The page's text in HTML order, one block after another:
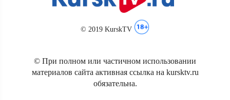
© 2019 KurskTV
© При полном или частичном использовании
материалов сайта активная ссылка на kursktv.ru
обязательна.